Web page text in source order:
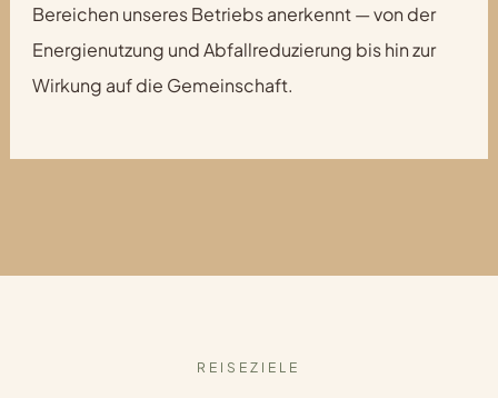
Bereichen unseres Betriebs anerkennt — von der
Energienutzung und Abfallreduzierung bis hin zur
Wirkung auf die Gemeinschaft.
REISEZIELE